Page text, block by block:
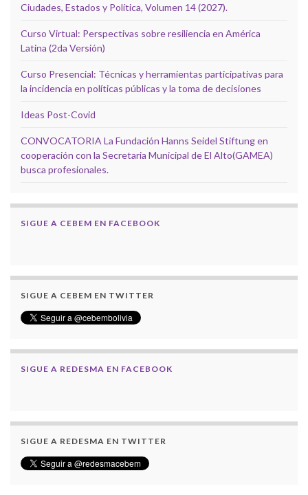
Ciudades, Estados y Política, Volumen 14 (2027).
Curso Virtual: Perspectivas sobre resiliencia en América
Latina (2da Versión)
Curso Presencial: Técnicas y herramientas participativas para
la incidencia en políticas públicas y la toma de decisiones
Ideas Post-Covid
CONVOCATORIA La Fundación Hanns Seidel Stiftung en
cooperación con la Secretaria Municipal de El Alto(GAMEA)
busca profesionales.
SIGUE A CEBEM EN FACEBOOK
SIGUE A CEBEM EN TWITTER
SIGUE A REDESMA EN FACEBOOK
SIGUE A REDESMA EN TWITTER